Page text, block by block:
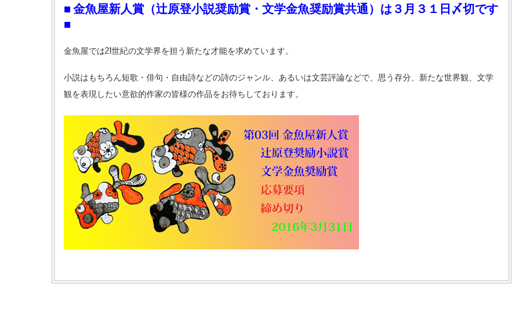
■ 金魚屋新人賞（辻原登小説奨励賞・文学金魚奨励賞共通）は３月３１日〆切です
■
金魚屋では21世紀の文学界を担う新たな才能を求めています。
小説はもちろん短歌・俳句・自由詩などの詩のジャンル、あるいは文芸評論などで、思う存分、新たな世界観、文学
観を表現したい意欲的作家の皆様の作品をお待ちしております。